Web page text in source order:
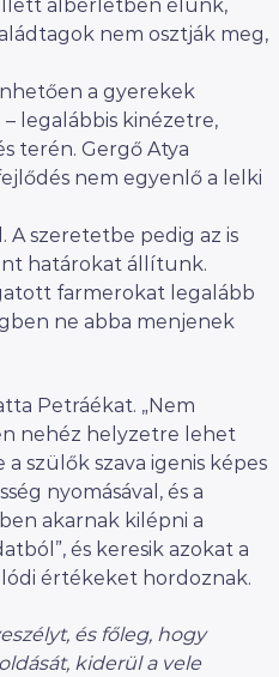
albérletben élünk,
nem osztják meg,
a gyerekek
legalábbis kinézetre,
terén. Gergő Atya
nem egyenlő a lelki
szeretetbe pedig az is
határokat állítunk.
farmerokat legalább
ne abba menjenek
Petráékat. „Nem
nehéz helyzetre lehet
szülők szava igenis képes
nyomásával, és a
akarnak kilépni a
és keresik azokat a
értékeket hordoznak.
és főleg, hogy
kiderül a vele